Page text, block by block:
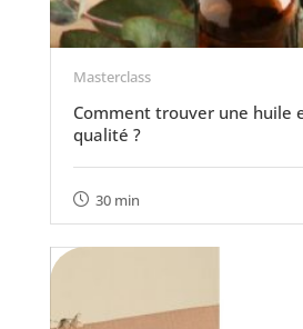
Masterclass
Comment trouver une huile
qualité ?
30 min